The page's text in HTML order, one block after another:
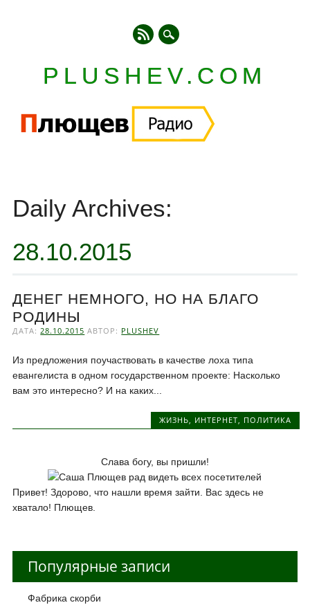
PLUSHEV.COM
content
Daily Archives:
28.10.2015
ДЕНЕГ НЕМНОГО, НО НА БЛАГО
РОДИНЫ
ДАТА:28.10.2015 АВТОР: PLUSHEV
Из предложения поучаствовать в качестве лоха типа
евангелиста в одном государственном проекте: Насколько
вам это интересно? И на каких...
ЖИЗНЬ, ИНТЕРНЕТ, ПОЛИТИКА
Слава богу, вы пришли!
Привет! Здорово, что нашли время зайти. Вас здесь не
хватало! Плющев.
Популярные записи
Фабрика скорби